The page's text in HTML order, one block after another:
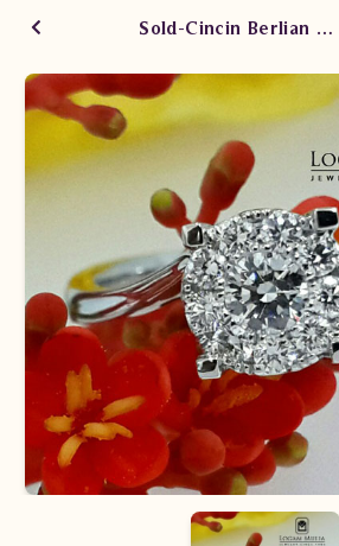
Sold-Cincin Berlian Wanita ARW.R7004 ELN